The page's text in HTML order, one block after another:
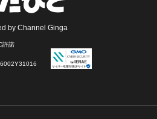
by Channel Ginga
許諾